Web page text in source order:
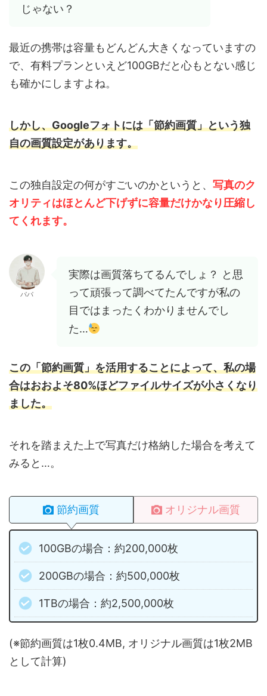
じゃない？
最近の携帯は容量もどんどん大きくなっていますの
で、有料プランといえど100GBだと心もとない感じ
も確かにしますよね。
しかし、Googleフォトには「節約画質」という独
自の画質設定があります。
この独自設定の何がすごいのかというと、 写真のク
オリティはほとんど下げずに容量だけかなり圧縮し
てくれます。
パパ
実際は画質落ちてるんでしょ？ と思
って頑張って調べてたんですが私の
目ではまったくわかりませんでし
た…
この「節約画質」を活用することによって、私の場
合はおおよそ80%ほどファイルサイズが小さくなり
ました。
それを踏まえた上で写真だけ格納した場合を考えて
みると…。
節約画質 オリジナル画質
100GBの場合：約200,000枚
200GBの場合：約500,000枚
1TBの場合：約2,500,000枚
(※節約画質は1枚0.4MB, オリジナル画質は1枚2MB
として計算)